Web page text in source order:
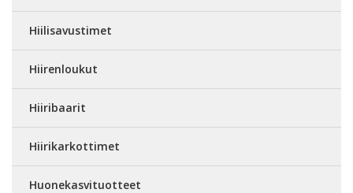
Hiilisavustimet
Hiirenloukut
Hiiribaarit
Hiirikarkottimet
Huonekasvituotteet